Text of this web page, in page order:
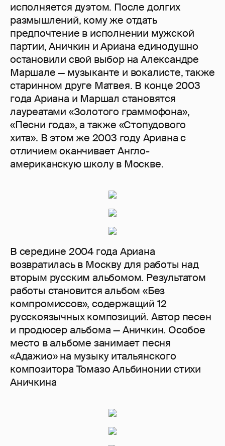
исполняется дуэтом. После долгих
размышлений, кому же отдать
предпочтение в исполнении мужской
партии, Аничкин и Ариана единодушно
остановили свой выбор на Александре
Маршале — музыканте и вокалисте, также
старинном друге Матвея. В конце 2003
года Ариана и Маршал становятся
лауреатами «Золотого граммофона»,
«Песни года», а также «Стопудового
хита». В этом же 2003 году Ариана с
отличием оканчивает Англо-
американскую школу в Москве.
В середине 2004 года Ариана
возвратилась в Москву для работы над
вторым русским альбомом. Результатом
работы становится альбом «Без
компромиссов», содержащий 12
русскоязычных композиций. Автор песен
и продюсер альбома — Аничкин. Особое
место в альбоме занимает песня
«Адажио» на музыку итальянского
композитора Томазо Альбинонии стихи
Аничкина